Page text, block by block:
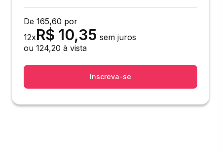
De 165,60 por
12xR$ 10,35 sem juros
ou 124,20 à vista
Inscreva-se